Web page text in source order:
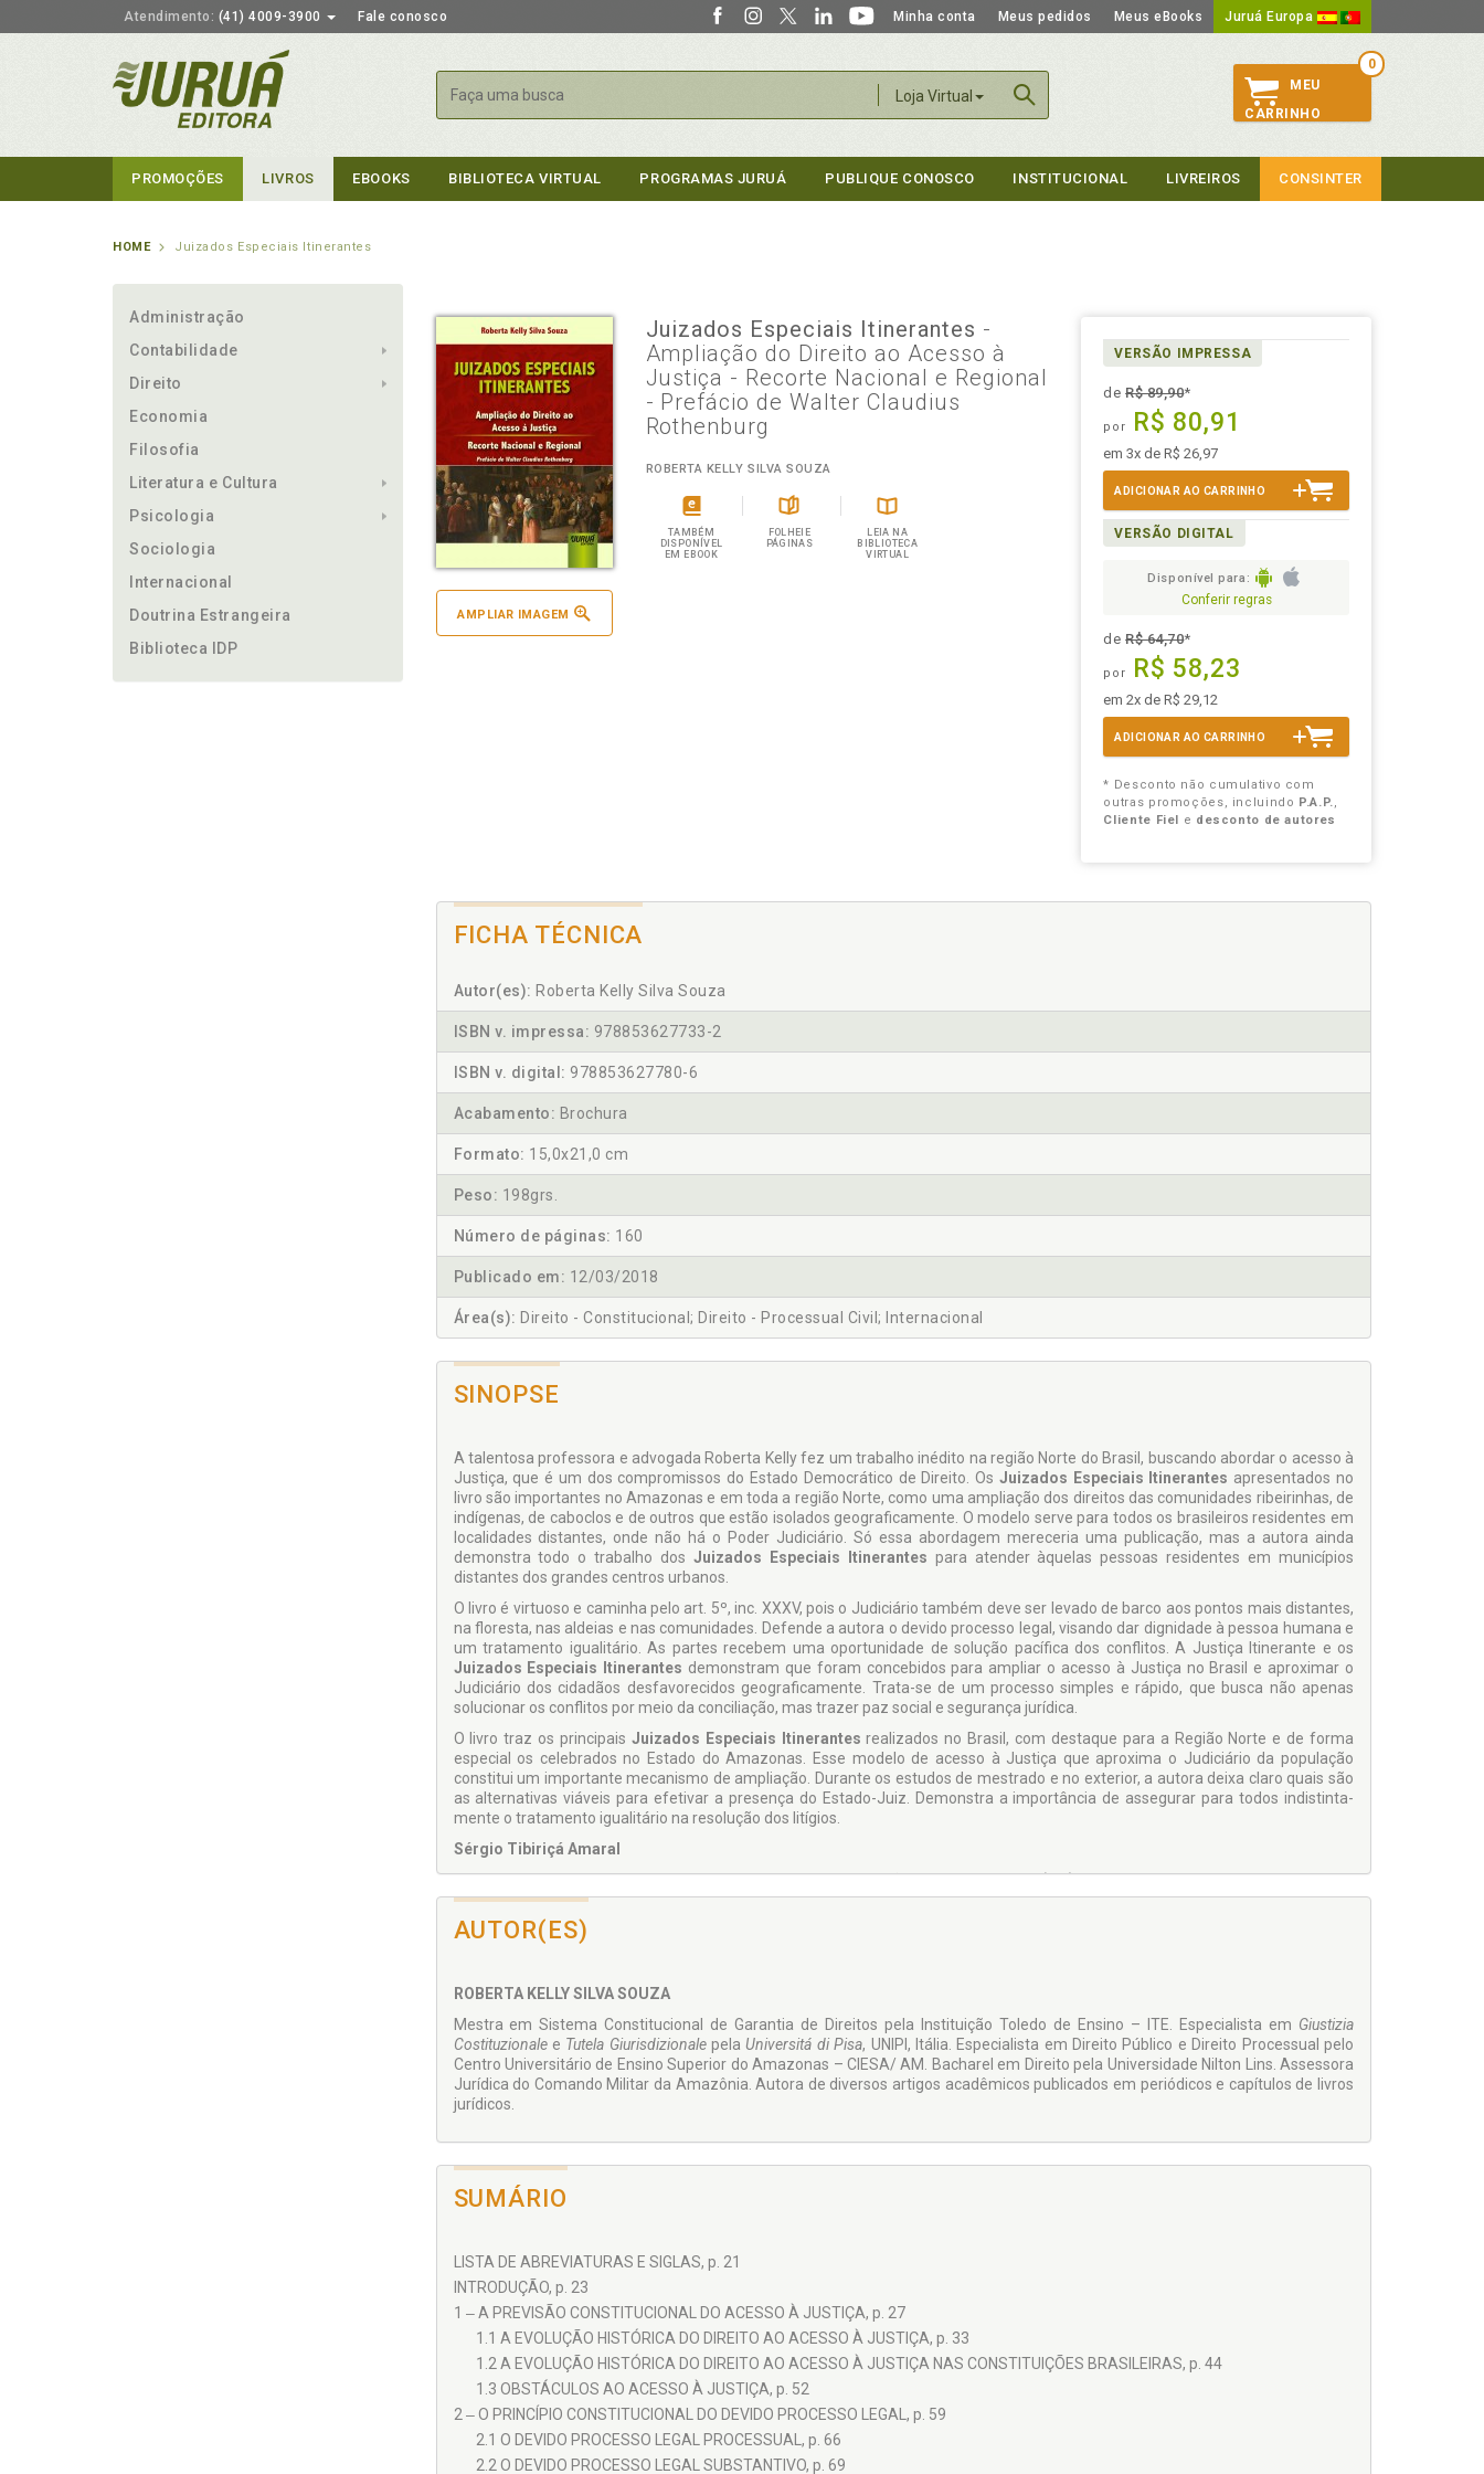
Atendimento: (41) 4009-3900 Fale conosco Minha conta Meus pedidos Meus eBooks Juruá Europa
Loja Virtual
Buscar
0
MEU
CARRINHO
PROMOÇÕES LIVROS EBOOKS BIBLIOTECA VIRTUAL PROGRAMAS JURUÁ PUBLIQUE CONOSCO INSTITUCIONAL LIVREIROS CONSINTER
HOME Juizados Especiais Itinerantes
Administração
Contabilidade
Direito
Economia
Filosofia
Literatura e Cultura
Psicologia
Sociologia
Internacional
Doutrina Estrangeira
Biblioteca IDP
AMPLIAR IMAGEM
Juizados Especiais Itinerantes -
Ampliação do Direito ao Acesso à
Justiça - Recorte Nacional e Regional
- Prefácio de Walter Claudius
Rothenburg
ROBERTA KELLY SILVA SOUZA
TAMBÉM
DISPONÍVEL
EM EBOOK
FOLHEIE
PÁGINAS
LEIA NA
BIBLIOTECA
VIRTUAL
VERSÃO IMPRESSA
deR$ 89,90*
por R$ 80,91
em 3x de R$ 26,97
ADICIONAR AO CARRINHO
VERSÃO DIGITAL
Disponível para:
Conferir regras
deR$ 64,70*
por R$ 58,23
em 2x de R$ 29,12
ADICIONAR AO CARRINHO
* Desconto não cumulativo com
outras promoções, incluindo P.A.P.,
Cliente Fiel
e desconto de autores
FICHA TÉCNICA
Autor(es): Roberta Kelly Silva Souza
ISBN v. impressa: 978853627733-2
ISBN v. digital: 978853627780-6
Acabamento: Brochura
Formato: 15,0x21,0 cm
Peso: 198grs.
Número de páginas: 160
Publicado em: 12/03/2018
Área(s): Direito - Constitucional; Direito - Processual Civil; Internacional
SINOPSE
A talentosa professora e advogada Roberta Kelly fez um trabalho inédito na região Norte do Brasil, buscando abordar o acesso à
Justiça, que é um dos compromissos do Estado Democrático de Direito. Os Juizados Especiais Itinerantes apresenta­dos no
livro são importantes no Amazonas e em toda a região Norte, como uma ampliação dos direitos das comunidades ribeirinhas, de
indígenas, de caboclos e de outros que estão isolados geograficamente. O modelo serve para todos os bra­sileiros residentes em
localidades distantes, onde não há o Poder Judiciário. Só essa abordagem mereceria uma publicação, mas a autora ainda
demonstra todo o tra­balho dos Juizados Especiais Itinerantes para atender àquelas pessoas residentes em municípios
distantes dos grandes centros urbanos.
O livro é virtuoso e caminha pelo art. 5º, inc. XXXV, pois o Judiciário também deve ser levado de barco aos pontos mais distantes,
na floresta, nas aldeias e nas comu­nidades. Defende a autora o devido processo legal, visando dar dignidade à pes­soa humana e
um tratamento igualitário. As partes recebem uma oportunidade de solução pacífica dos conflitos. A Justiça Itinerante e os
Juizados Especiais Itinerantes demonstram que foram concebidos para ampliar o acesso à Justiça no Brasil e aproximar o
Judiciário dos cidadãos desfavorecidos geograficamente. Trata-se de um processo simples e rápido, que busca não apenas
solucionar os conflitos por meio da conciliação, mas trazer paz social e segurança jurídica.
O livro traz os principais Juizados Especiais Itinerantesrealizados no Brasil, com destaque para a Região Norte e de forma
especial os celebrados no Estado do Ama­zonas. Esse modelo de acesso à Justiça que aproxima o Judiciário da população
constitui um importante mecanismo de ampliação. Durante os estudos de mestrado e no exterior, a autora deixa claro quais são
as alternativas viáveis para efetivar a pre­sença do Estado-Juiz. Demonstra a importância de assegurar para todos indistinta­
mente o tratamento igualitário na resolução dos litígios.
Sérgio Tibiriçá Amaral
Doutor em Sistema Constitucional de Garantias pela Instituição Toledo de Ensino (ITE). Mestre em Sistema Constitucional de
Garantias pela Instituição Toledo de Ensino. Mestre em Direito das Relações Públicas pela Universidade de Marília. Especialista em
Interesses Difusos e Coletivos pela Escola Superior do Ministério Público de São Paulo. Coordenador da Graduação da Faculdade
de Direito de Presidente Prudente (Centro Universitário Antônio Eufrásio de Toledo de Presidente Prudente). Professor do
AUTOR(ES)
ROBERTA KELLY SILVA SOUZA
Mestra em Sistema Constitucional de Garantia de Di­reitos pela Instituição Toledo de Ensino – ITE. Especialista em Giustizia
Costituzionale e Tutela GiurisdizionalepelaUniversitá di Pisa, UNIPI, Itália. Especialista em Direito Público e Direito Processual pelo
Cen­tro Universitário de Ensino Su­perior do Amazonas – CIESA/ AM. Bacharel em Direito pela Universidade Nilton Lins. As­sessora
Jurídica do Comando Militar da Amazônia. Autora de diversos artigos acadêmicos publicados em periódicos e capítulos de livros
jurídicos.
SUMÁRIO
LISTA DE ABREVIATURAS E SIGLAS, p. 21
INTRODUÇÃO, p. 23
1 ‒ A PREVISÃO CONSTITUCIONAL DO ACESSO À JUSTIÇA, p. 27
1.1 A EVOLUÇÃO HISTÓRICA DO DIREITO AO ACESSO À JUSTIÇA, p. 33
1.2 A EVOLUÇÃO HISTÓRICA DO DIREITO AO ACESSO À JUSTIÇA NAS CONSTITUIÇÕES BRASILEIRAS, p. 44
1.3 OBSTÁCULOS AO ACESSO À JUSTIÇA, p. 52
2 ‒ O PRINCÍPIO CONSTITUCIONAL DO DEVIDO PROCESSO LEGAL, p. 59
2.1 O DEVIDO PROCESSO LEGAL PROCESSUAL, p. 66
2.2 O DEVIDO PROCESSO LEGAL SUBSTANTIVO, p. 69